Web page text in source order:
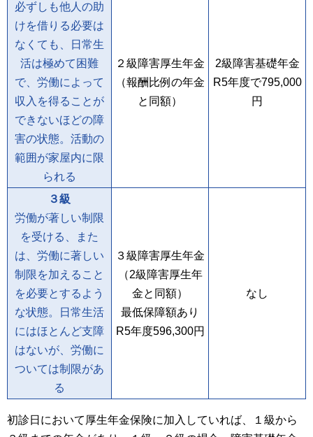
必ずしも他人の助
けを借りる必要は
なくても、日常生
活は極めて困難
で、労働によって
収入を得ることが
できないほどの障
害の状態。活動の
範囲が家屋内に限
られる
２級障害厚生年金
（報酬比例の年金
と同額）
2級障害基礎年金
R5年度で795,000
円
３級
労働が著しい制限
を受ける、また
は、労働に著しい
制限を加えること
を必要とするよう
な状態。日常生活
にはほとんど支障
はないが、労働に
ついては制限があ
る
３級障害厚生年金
（2級障害厚生年
金と同額）
最低保障額あり
R5年度596,300円
なし
初診日において厚生年金保険に加入していれば、１級から